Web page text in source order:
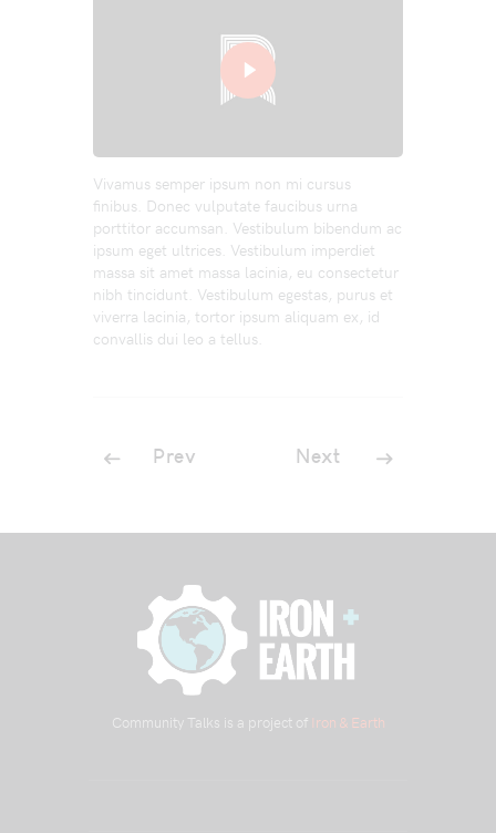
Vivamus semper ipsum non mi cursus
finibus. Donec vulputate faucibus urna
porttitor accumsan. Vestibulum bibendum ac
ipsum eget ultrices. Vestibulum imperdiet
massa sit amet massa lacinia, eu consectetur
nibh tincidunt. Vestibulum egestas, purus et
viverra lacinia, tortor ipsum aliquam ex, id
convallis dui leo a tellus.
Prev Next
Community Talks is a project of Iron & Earth